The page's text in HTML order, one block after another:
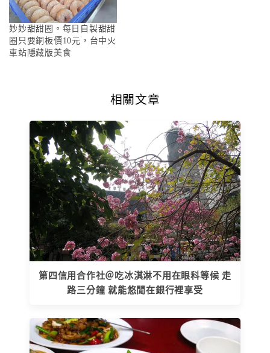
妙妙甜甜圈。每日自製甜甜
圈只要銅板價10元，台中火
車站隱藏版美食
相關文章
第四信用合作社＠吃冰淇淋不用在眼科等候 走
路三分鐘 就能悠閒在銀行裡享受